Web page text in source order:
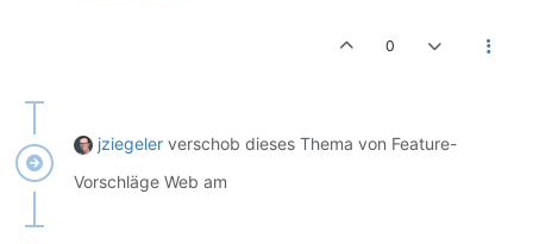
0
jziegeler verschob dieses Thema von Feature-
Vorschläge Web am